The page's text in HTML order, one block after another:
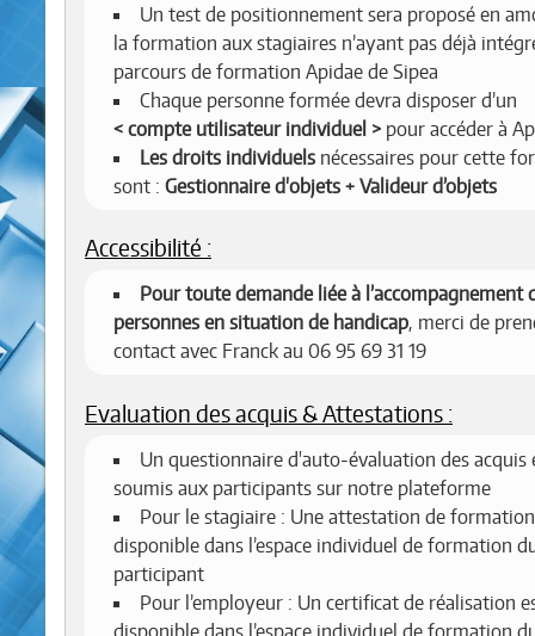
Un test de positionnement sera proposé en
la formation aux stagiaires n’ayant pas déjà
parcours de formation Apidae de Sipea
Chaque personne formée devra disposer d’un
compte utilisateur individuel
pour accéder à
Les droits individuels nécessaires pour cette
sont : Gestionnaire d'objets + Valideur d’objets
Accessibilité :
Pour toute demande liée à l’accompagnement
personnes en situation de handicap, merci de
contact avec Franck au 06 95 69 31 19
Evaluation des acquis & Attestations :
Un questionnaire d'auto-évaluation des acquis
soumis aux participants sur notre plateforme
Pour le stagiaire : Une attestation de
disponible dans l’espace individuel de formation
participant
Pour l’employeur : Un certificat de réalisation